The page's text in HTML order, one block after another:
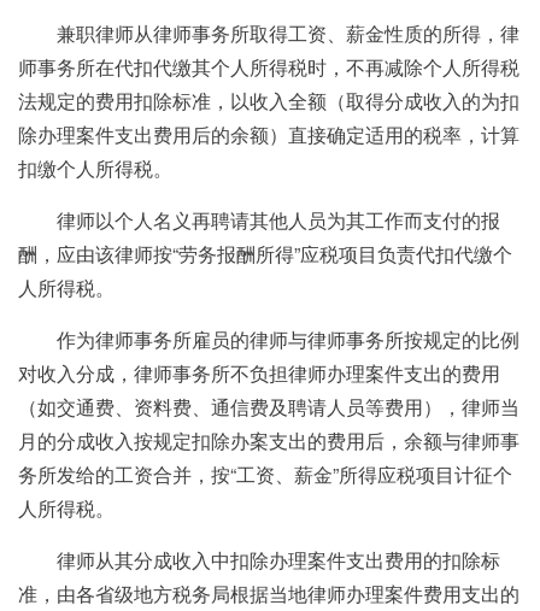
兼职律师从律师事务所取得工资、薪金性质的所得，律
师事务所在代扣代缴其个人所得税时，不再减除个人所得税
法规定的费用扣除标准，以收入全额（取得分成收入的为扣
除办理案件支出费用后的余额）直接确定适用的税率，计算
扣缴个人所得税。
律师以个人名义再聘请其他人员为其工作而支付的报
酬，应由该律师按“劳务报酬所得”应税项目负责代扣代缴个
人所得税。
作为律师事务所雇员的律师与律师事务所按规定的比例
对收入分成，律师事务所不负担律师办理案件支出的费用
（如交通费、资料费、通信费及聘请人员等费用），律师当
月的分成收入按规定扣除办案支出的费用后，余额与律师事
务所发给的工资合并，按“工资、薪金”所得应税项目计征个
人所得税。
律师从其分成收入中扣除办理案件支出费用的扣除标
准，由各省级地方税务局根据当地律师办理案件费用支出的